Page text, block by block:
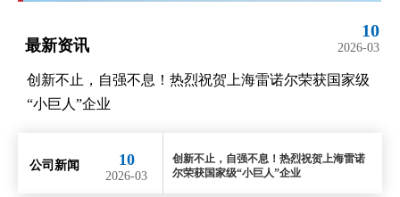
自强不息！热烈祝贺上海雷诺尔荣获国家级
最新资讯
上海雷诺尔亮
公司新闻 10
2026-03
创新不止，自强不息！热烈祝贺上海雷诺
尔荣获国家级“小巨人”企业